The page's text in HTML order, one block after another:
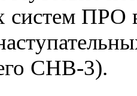
систем ПРО
СНВ-3).